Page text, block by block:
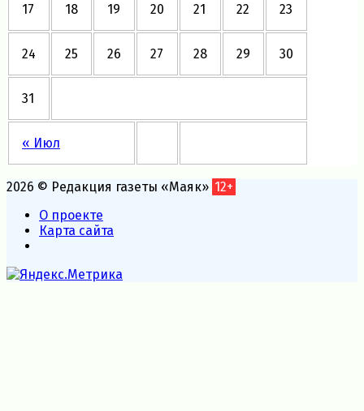
« Июл
17 18 19 20 21 22 23
24 25 26 27 28 29 30
31
2026 © Редакция газеты «Маяк» 12+
О проекте
Карта сайта